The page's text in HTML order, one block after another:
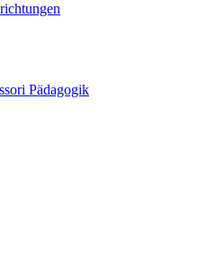
Pädagogik